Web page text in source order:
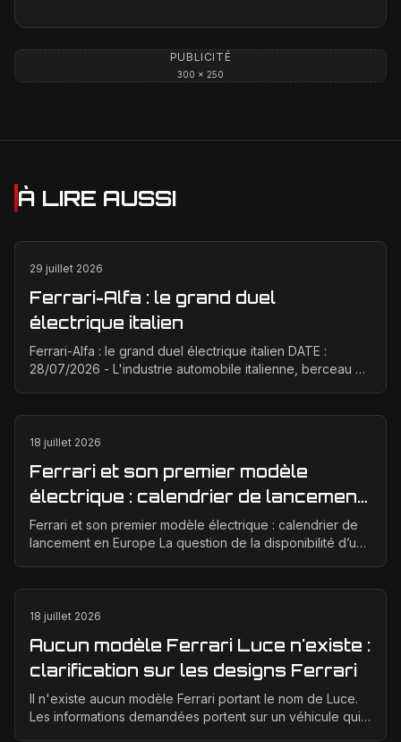
PUBLICITÉ
300 × 250
À LIRE AUSSI
29 juillet 2026
Ferrari-Alfa : le grand duel
électrique italien
Ferrari-Alfa : le grand duel électrique italien DATE :
28/07/2026 - L'industrie automobile italienne, berceau de
18 juillet 2026
Ferrari et son premier modèle
électrique : calendrier de lancement
en Europe
Ferrari et son premier modèle électrique : calendrier de
lancement en Europe La question de la disponibilité d’une
18 juillet 2026
Aucun modèle Ferrari Luce n'existe :
clarification sur les designs Ferrari
Il n'existe aucun modèle Ferrari portant le nom de Luce.
Les informations demandées portent sur un véhicule qui